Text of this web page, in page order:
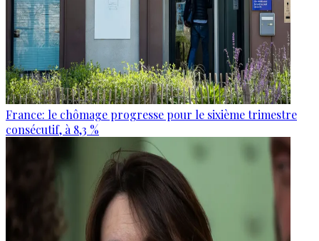
France: le chômage progresse pour le sixième trimestre
consécutif, à 8,3 %